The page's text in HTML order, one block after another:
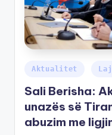
Aktualitet
Sali Berisha:
unazës së
abuzim me